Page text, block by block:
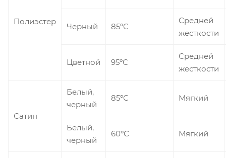
Полиэстер
Черный 85ºС
Средней
жесткости
Цветной 95ºС
Средней
жесткости
Сатин
Белый,
черный
85ºС Мягкий
Белый,
черный
60ºС Мягкий